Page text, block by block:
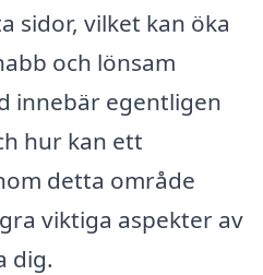
sidor, vilket kan öka
och lönsam
innebär egentligen
hur kan ett
detta område
viktiga aspekter av
dig.